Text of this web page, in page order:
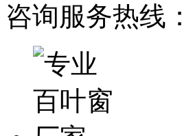
咨询服务热线：